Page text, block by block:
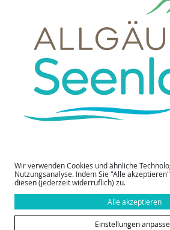
im Allgäuer
Wir verwenden Cookies und ähnliche
Nutzungsanalyse. Indem Sie "Alle
diesen (jederzeit widerruflich) zu.
Alle akzeptieren
Einstellungen